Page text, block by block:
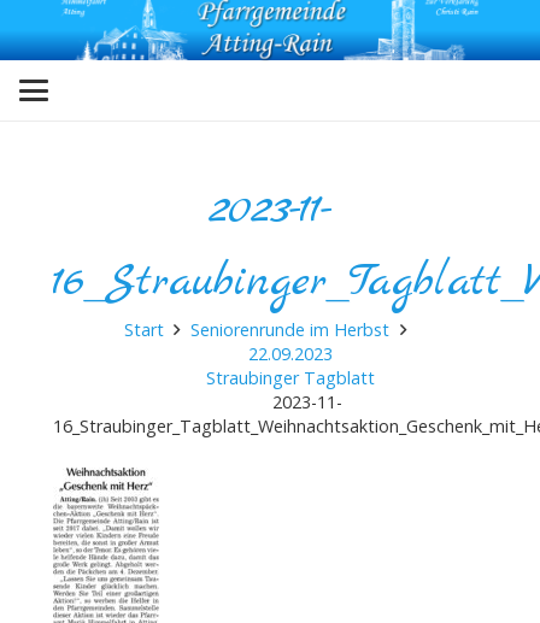
2023-11-
Start
Seniorenrunde im Herbst
22.09.2023
Straubinger Tagblatt
2023-11-